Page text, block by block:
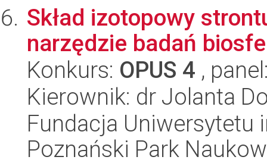
Skład izotopowy
narzędzie badań
Konkurs: OPUS 4 ,
Kierownik: dr Jolanta
Fundacja Uniwersytetu
Poznański Park